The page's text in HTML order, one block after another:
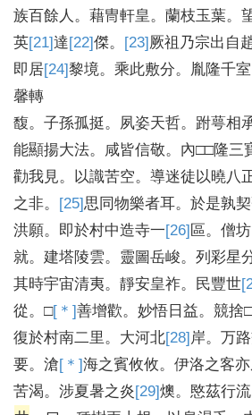
族百餘人 。藉冑軒皇。蘭枝玉葉。
英[21]達[22]傑。 [23] 厥祖乃宗出自
即居[24]黎境。乘此敷分。 胤隆千室
馨轉
馥。子孫孤挺。 夙姿天哲。 跗萼相
能顯揚大法。 咸皆信敬。 內□□隆三
勸我見。 以識苦空。導迷徒以曉八
之非。 [25]思 同物樂者耳。於是孰
洪願。 即於村中造寺一[26] 區。僧
就。建塔陵雲。 靈圖岳峻。列彩星
其時宇宙清夷。靜安皇祚。 民豐世
從。□[＊]善增歡。妙悟日益。競捨
復於村南二里。 大河北[28] 岸。万
要。滄[＊]海之賓攸攸。伊洛之客
苦渴。涉夏暑之炎[29]燠。 愍茲行流